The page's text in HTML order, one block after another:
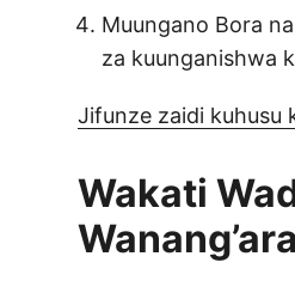
Muungano Bora
za kuunganishwa
Jifunze zaidi kuhusu
Wakati
Wanang’ara